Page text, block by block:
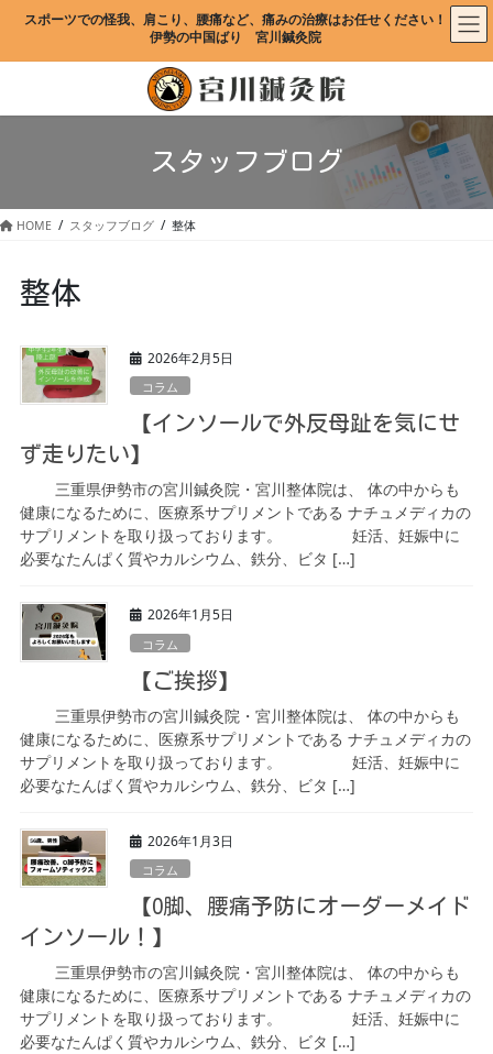
テ
ゲ
動
スポーツでの怪我、肩こり、腰痛など、痛みの治療はお任せください！
伊勢の中国ばり　宮川鍼灸院
スタッフブログ
HOME スタッフブログ 整体
整体
2026年2月5日
コラム
【インソールで外反母趾を気にせ
ず走りたい】
三重県伊勢市の宮川鍼灸院・宮川整体院は、 体の中からも
健康になるために、医療系サプリメントである ナチュメディカの
サプリメントを取り扱っております。 妊活、妊娠中に
必要なたんぱく質やカルシウム、鉄分、ビタ […]
2026年1月5日
コラム
【ご挨拶】
三重県伊勢市の宮川鍼灸院・宮川整体院は、 体の中からも
健康になるために、医療系サプリメントである ナチュメディカの
サプリメントを取り扱っております。 妊活、妊娠中に
必要なたんぱく質やカルシウム、鉄分、ビタ […]
2026年1月3日
コラム
【O脚、腰痛予防にオーダーメイド
インソール！】
三重県伊勢市の宮川鍼灸院・宮川整体院は、 体の中からも
健康になるために、医療系サプリメントである ナチュメディカの
サプリメントを取り扱っております。 妊活、妊娠中に
必要なたんぱく質やカルシウム、鉄分、ビタ […]